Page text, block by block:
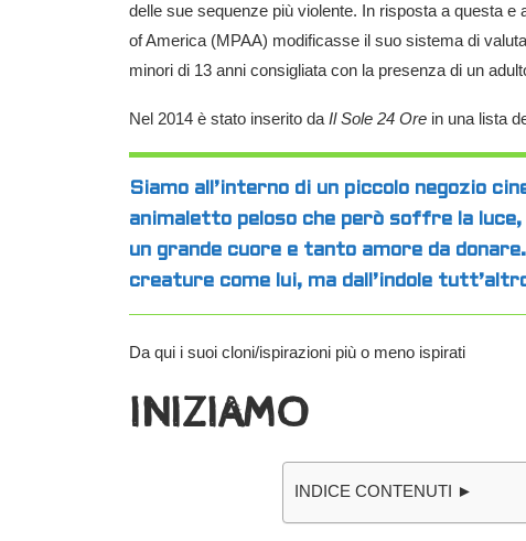
delle sue sequenze più violente. In risposta a questa e
of America (MPAA) modificasse il suo sistema di
minori di 13 anni consigliata con la presenza di un
Nel 2014 è stato inserito daIl Sole 24 Ore in una lista
Siamo all’interno di un piccolo negozio
animaletto peloso che però soffre la
un grande cuore e tanto amore da
creature come lui, ma dall’indole
Da qui i suoi cloni/ispirazioni più o meno ispirati
INIZIAMO
INDICE CONTENUTI ►